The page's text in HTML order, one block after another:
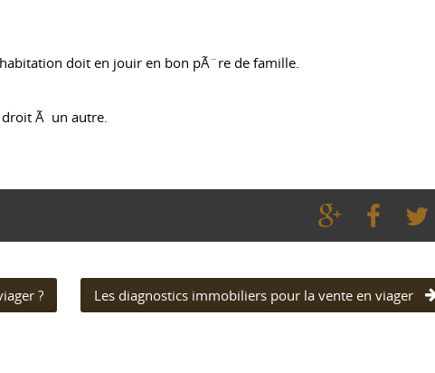
doit en jouir en bon pÃ¨re de famille.
Ã un autre.
? Les diagnostics immobiliers pour la vente en viager